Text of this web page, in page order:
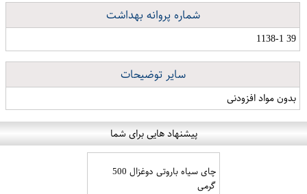
شماره پروانه بهداشت
39 1138-1
سایر توضیحات
بدون مواد افزودنی
پیشنهاد هایی برای شما
چای سیاه باروتی دوغزال 500
گرمی